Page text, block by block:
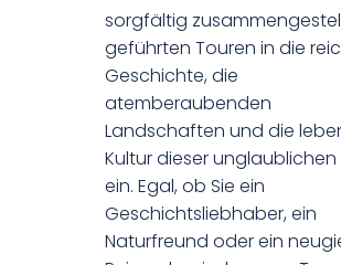
sorgfältig
geführten Touren in die
Geschichte, die
atemberaubenden
Landschaften und die
Kultur dieser unglaublichen
ein. Egal, ob Sie ein
Geschichtsliebhaber, ein
Naturfreund oder ein